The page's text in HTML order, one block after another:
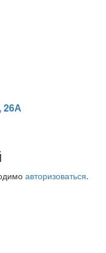
26А
авторизоваться.